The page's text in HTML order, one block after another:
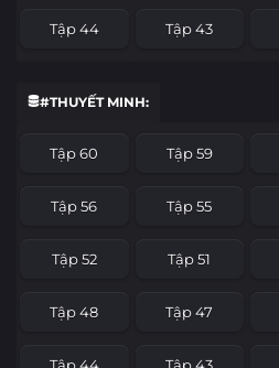
Tập 44 Tập 43
#THUYẾT MINH:
Tập 60 Tập 59
Tập 56 Tập 55
Tập 52 Tập 51
Tập 48 Tập 47
Tập 44 Tập 43